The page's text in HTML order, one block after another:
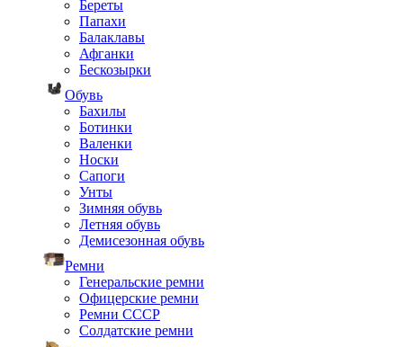
Береты
Папахи
Балаклавы
Афганки
Бескозырки
Обувь
Бахилы
Ботинки
Валенки
Носки
Сапоги
Унты
Зимняя обувь
Летняя обувь
Демисезонная обувь
Ремни
Генеральские ремни
Офицерские ремни
Ремни СССР
Солдатские ремни